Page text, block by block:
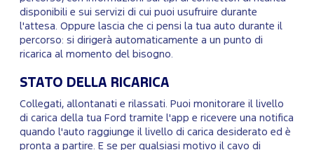
disponibili e sui servizi di cui puoi usufruire durante
l'attesa. Oppure lascia che ci pensi la tua auto durante il
percorso: si dirigerà automaticamente a un punto di
ricarica al momento del bisogno.
STATO DELLA RICARICA
Collegati, allontanati e rilassati. Puoi monitorare il livello
di carica della tua Ford tramite l'app e ricevere una notifica
quando l'auto raggiunge il livello di carica desiderato ed è
pronta a partire. E se per qualsiasi motivo il cavo di